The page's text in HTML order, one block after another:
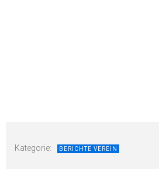
Kategorie: BERICHTE VEREIN